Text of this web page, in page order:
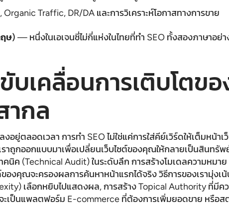
Traffic, DR/DA และการวิเคราะห์โอกาสทางการขาย
ฤษ) — หนึ่งในเอเจนซี่ไม่กี่แห่งในไทยที่ทำ SEO ทั้งสองภาษาอย่
บเคลื่อนการเติบโตข
ากล
ตลอดเวลา การทำ SEO ไม่ใช่แค่การใส่คีย์เวิร์ดให้เต็มหน้า
าถูกออกแบบมาเพื่อเปลี่ยนเว็บไซต์ของคุณให้กลายเป็นสินทรั
นิค (Technical Audit) ในระดับลึก การสร้างโมเดลความหมา
งคุณจะครองผลการค้นหาหน้าแรกได้จริง วิธีการของเรามุ่ง
เลือกหยิบไปแสดงผล, การสร้าง Topical Authority ที่มีค
ะเป็นแพลตฟอร์ม E-commerce ที่ต้องการเพิ่มยอดขาย หรือ